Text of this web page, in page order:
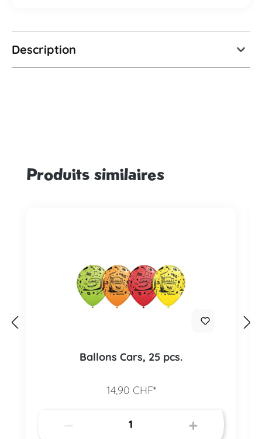
Description
Ignorer la galerie de produits
Produits similaires
Ballons Cars, 25 pcs.
14,90 CHF*